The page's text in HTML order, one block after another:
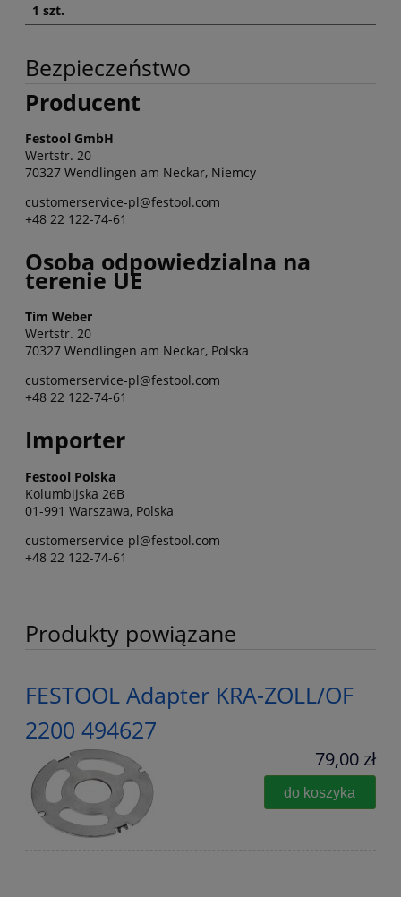
1 szt.
Bezpieczeństwo
Producent
Festool GmbH
Wertstr. 20
70327 Wendlingen am Neckar, Niemcy
customerservice-pl@festool.com
+48 22 122-74-61
Osoba odpowiedzialna na
terenie UE
Tim Weber
Wertstr. 20
70327 Wendlingen am Neckar, Polska
customerservice-pl@festool.com
+48 22 122-74-61
Importer
Festool Polska
Kolumbijska 26B
01-991 Warszawa, Polska
customerservice-pl@festool.com
+48 22 122-74-61
Produkty powiązane
FESTOOL Adapter KRA-ZOLL/OF
2200 494627
79,00 zł
do koszyka